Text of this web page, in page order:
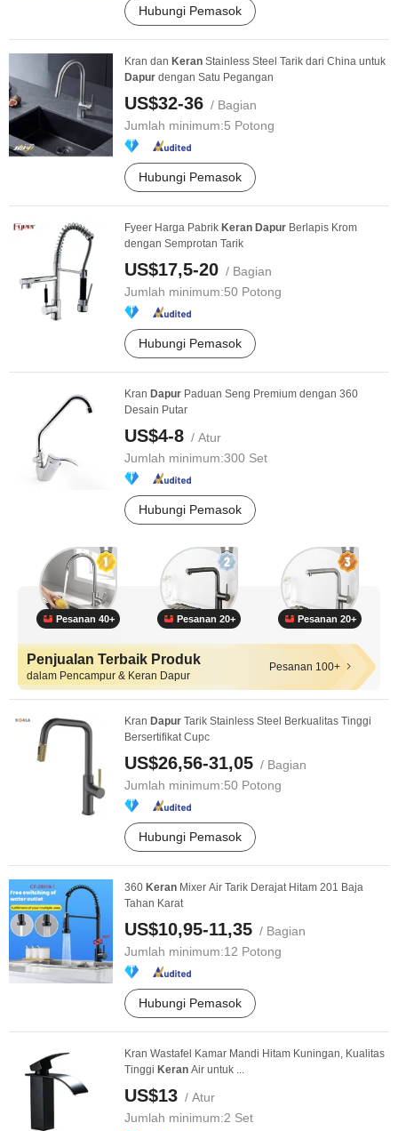
Hubungi Pemasok
Kran dan Keran Stainless Steel Tarik dari China untuk
Dapur dengan Satu Pegangan
US$32-36 / Bagian
Jumlah minimum:5 Potong
Hubungi Pemasok
Fyeer Harga Pabrik Keran Dapur Berlapis Krom
dengan Semprotan Tarik
US$17,5-20 / Bagian
Jumlah minimum:50 Potong
Hubungi Pemasok
Kran Dapur Paduan Seng Premium dengan 360
Desain Putar
US$4-8 / Atur
Jumlah minimum:300 Set
Hubungi Pemasok
Pesanan 40+ Pesanan 20+ Pesanan 20+
Penjualan Terbaik Produk
dalam Pencampur & Keran Dapur
Pesanan 100+
Kran Dapur Tarik Stainless Steel Berkualitas Tinggi
Bersertifikat Cupc
US$26,56-31,05 / Bagian
Jumlah minimum:50 Potong
Hubungi Pemasok
360 Keran Mixer Air Tarik Derajat Hitam 201 Baja
Tahan Karat
US$10,95-11,35 / Bagian
Jumlah minimum:12 Potong
Hubungi Pemasok
Kran Wastafel Kamar Mandi Hitam Kuningan, Kualitas
Tinggi Keran Air untuk ...
US$13 / Atur
Jumlah minimum:2 Set